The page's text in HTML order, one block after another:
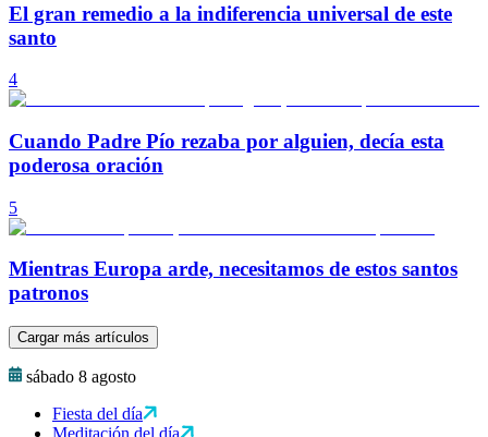
El gran remedio a la indiferencia universal de este
santo
4
Cuando Padre Pío rezaba por alguien, decía esta
poderosa oración
5
Mientras Europa arde, necesitamos de estos santos
patronos
Cargar más artículos
sábado 8 agosto
Fiesta del día